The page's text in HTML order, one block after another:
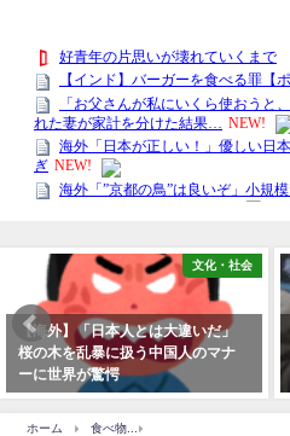
文化・社会
【海外】「日本人とは大違いだ」
桜の木を乱暴に扱う中国人のマナ
ーに世界が驚愕
ホーム 食べ物